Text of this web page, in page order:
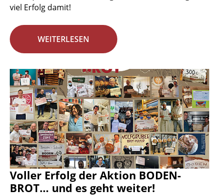
viel Erfolg damit!
WEITERLESEN
Voller Erfolg der Aktion BODEN-
BROT… und es geht weiter!